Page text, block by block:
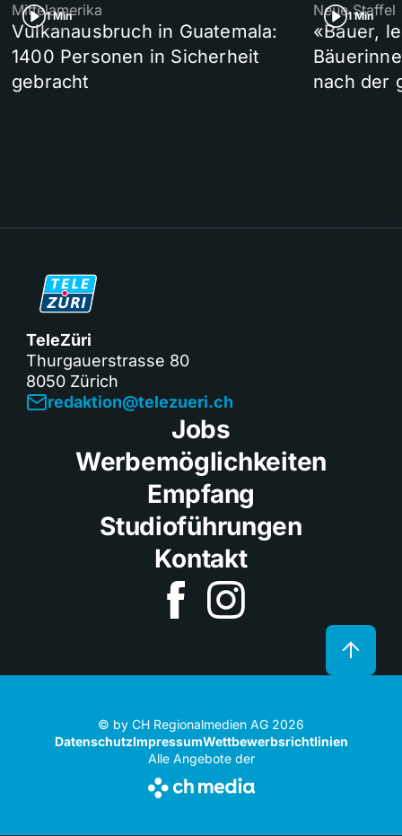
1 Min
Mittelamerika
Vulkanausbruch in Guatemala:
1400 Personen in Sicherheit
gebracht
1 Min
Neue Staffel
«Bauer,
nach der
TeleZüri
Thurgauerstrasse 80
8050 Zürich
redaktion@telezueri.ch
Jobs
Werbemöglichkeiten
Empfang
Studioführungen
Kontakt
© by CH Regionalmedien AG 2026
DatenschutzImpressumWettbewerbsrichtlinien
Alle Angebote der